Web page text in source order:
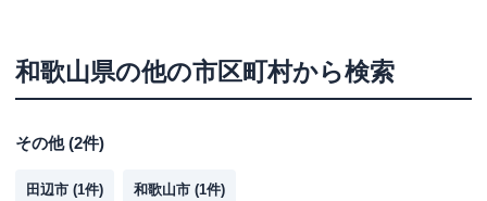
和歌山県の他の市区町村から検索
その他(2件)
田辺市 (1件) 和歌山市 (1件)